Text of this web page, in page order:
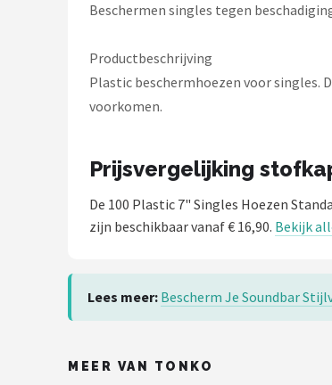
Ultimea
Carlinkit
Alle merken →
Beschermen singles tegen
Productbeschrijving
Plastic beschermhoezen voor singles.
voorkomen.
Prijsvergelijking
De 100 Plastic 7" Singles Hoezen
zijn beschikbaar vanaf € 16,90. Bekijk
Lees meer: Bescherm Je Soundbar
MEER VAN TONKO